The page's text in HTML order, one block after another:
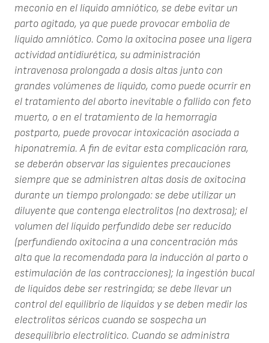
meconio en el líquido amniótico, se debe evitar un
parto agitado, ya que puede provocar embolia de
líquido amniótico. Como la oxitocina posee una ligera
actividad antidiurética, su administración
intravenosa prolongada a dosis altas junto con
grandes volúmenes de líquido, como puede ocurrir en
el tratamiento del aborto inevitable o fallido con feto
muerto, o en el tratamiento de la hemorragia
postparto, puede provocar intoxicación asociada a
hiponatremia. A fin de evitar esta complicación rara,
se deberán observar las siguientes precauciones
siempre que se administren altas dosis de oxitocina
durante un tiempo prolongado: se debe utilizar un
diluyente que contenga electrolitos (no dextrosa); el
volumen del líquido perfundido debe ser reducido
(perfundiendo oxitocina a una concentración más
alta que la recomendada para la inducción al parto o
estimulación de las contracciones); la ingestión bucal
de líquidos debe ser restringida; se debe llevar un
control del equilibrio de líquidos y se deben medir los
electrolitos séricos cuando se sospecha un
desequilibrio electrolítico. Cuando se administra